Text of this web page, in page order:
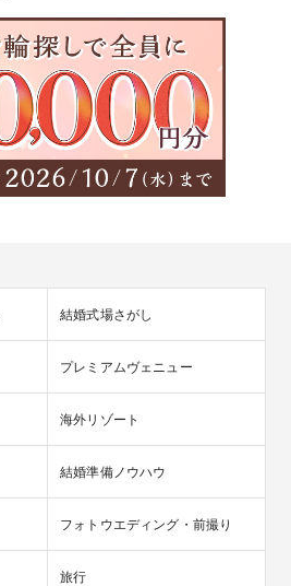
結婚式場さがし
プレミアムヴェニュー
海外リゾート
結婚準備ノウハウ
フォトウエディング・前撮り
旅行